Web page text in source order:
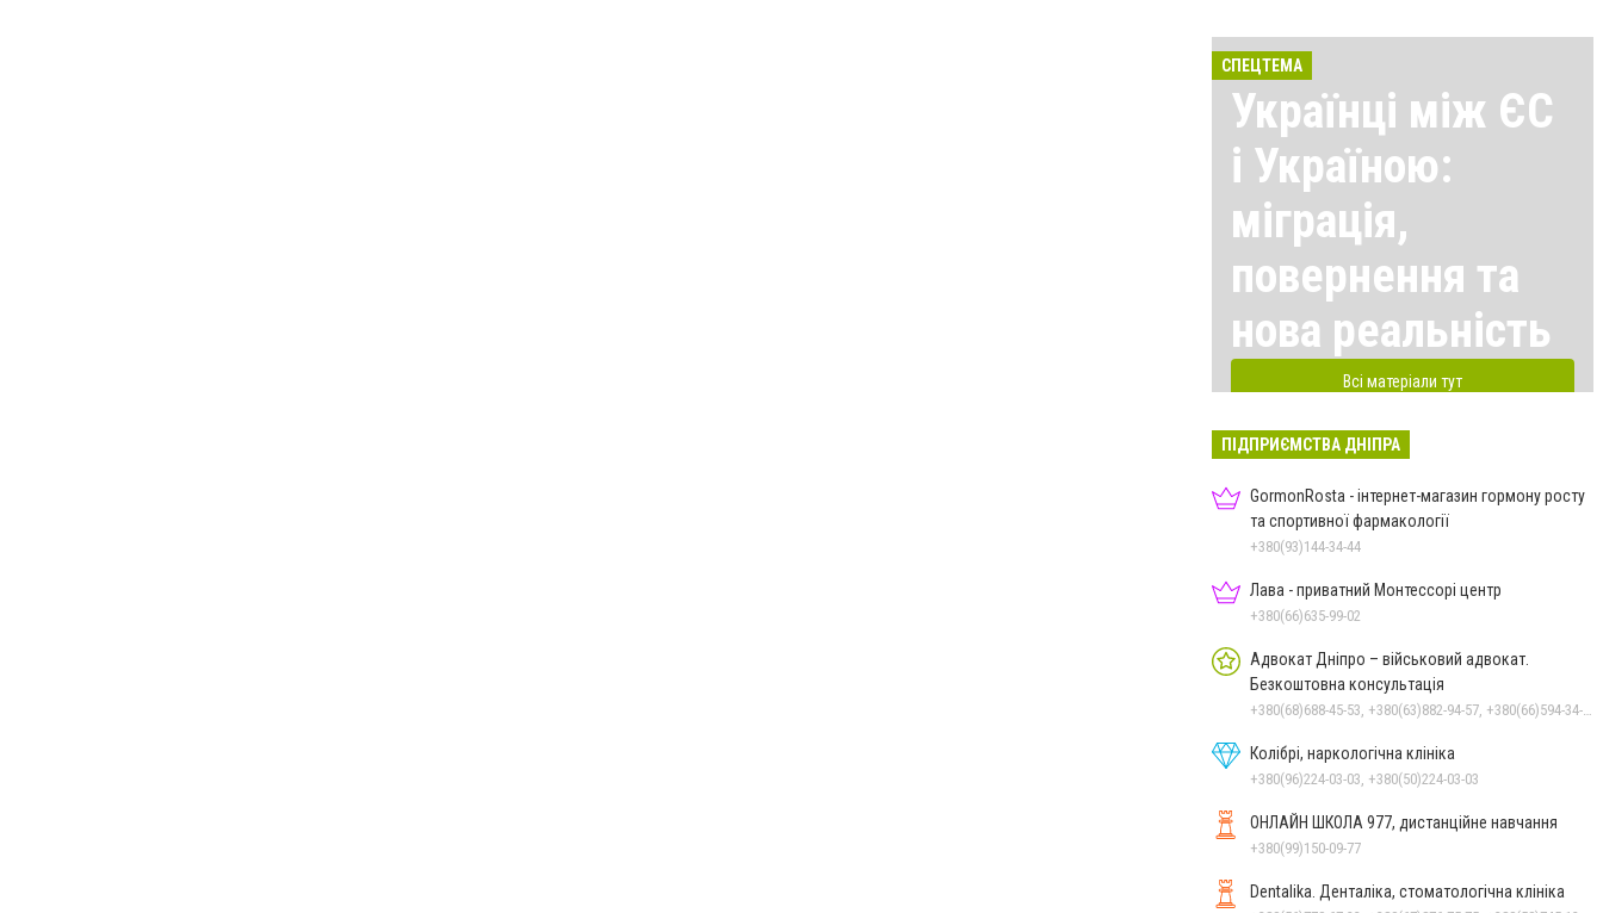
СПЕЦТЕМА
Українці між ЄС
і Україною:
міграція,
повернення та
нова реальність
Всі матеріали тут
ПІДПРИЄМСТВА ДНІПРА
GormonRosta - інтернет-магазин гормону росту
та спортивної фармакології
+380(93)144-34-44
Лава - приватний Монтессорі центр
+380(66)635-99-02
Адвокат Дніпро – військовий адвокат.
Безкоштовна консультація
Колібрі, наркологічна клініка
+380(96)224-03-03, +380(50)224-03-03
ОНЛАЙН ШКОЛА 977, дистанційне навчання
+380(99)150-09-77
Dentalika. Денталіка, стоматологічна клініка